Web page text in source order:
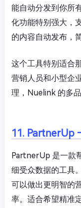
能自动分发到你所
化功能特别强大，
的内容自动发布，
这个工具特别适合
营销人员和小型企
理，Nuelink 的多
11. PartnerUp
PartnerUp 是一款
细受众数据的工具
可以做出更明智的
率。适合希望精准